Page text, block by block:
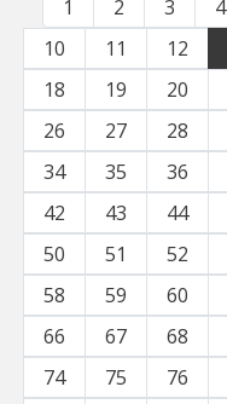
1 2 3 4
10
11 12
18
19 20
26
27 28
34
35 36
42
43 44
50
51 52
58
59 60
66
67 68
74
75 76